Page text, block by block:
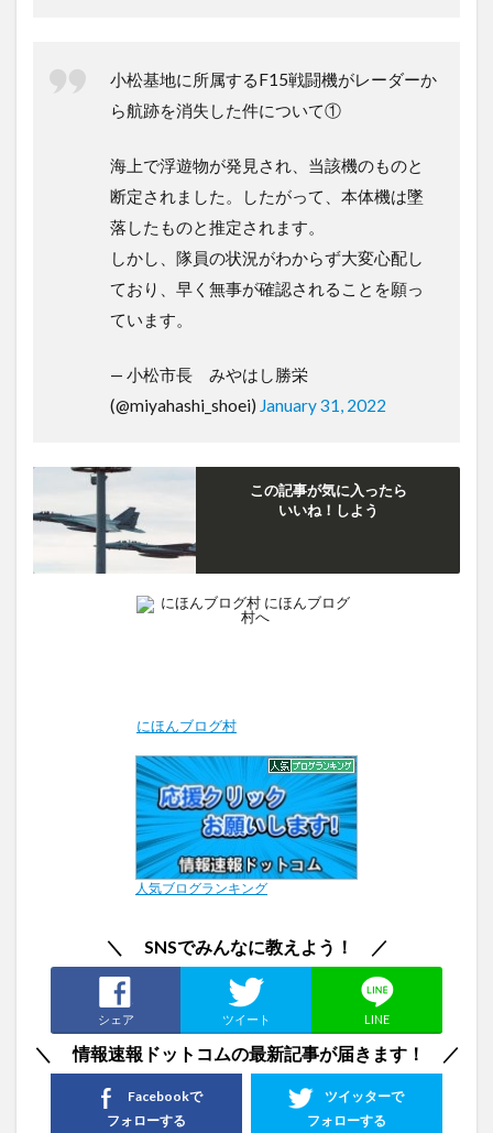
小松基地に所属するF15戦闘機がレーダーか
ら航跡を消失した件について①
海上で浮遊物が発見され、当該機のものと
断定されました。したがって、本体機は墜
落したものと推定されます。
しかし、隊員の状況がわからず大変心配し
ており、早く無事が確認されることを願っ
ています。
— 小松市長 みやはし勝栄
(@miyahashi_shoei) January 31, 2022
この記事が気に入ったら
いいね！しよう
にほんブログ村
人気ブログランキング
＼ SNSでみんなに教えよう！ ／
シェア ツイート LINE
＼ 情報速報ドットコムの最新記事が届きます！ ／
ツイッターで
フォローする
Facebookで
フォローする